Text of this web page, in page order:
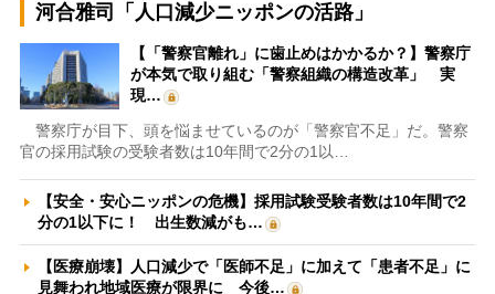
河合雅司「人口減少ニッポンの活路」
【「警察官離れ」に歯止めはかかるか？】警察庁
が本気で取り組む「警察組織の構造改革」 実
現…
警察庁が目下、頭を悩ませているのが「警察官不足」だ。警察
官の採用試験の受験者数は10年間で2分の1以…
【安全・安心ニッポンの危機】採用試験受験者数は10年間で2
分の1以下に！ 出生数減がも…
【医療崩壊】人口減少で「医師不足」に加えて「患者不足」に
見舞われ地域医療が限界に 今後…